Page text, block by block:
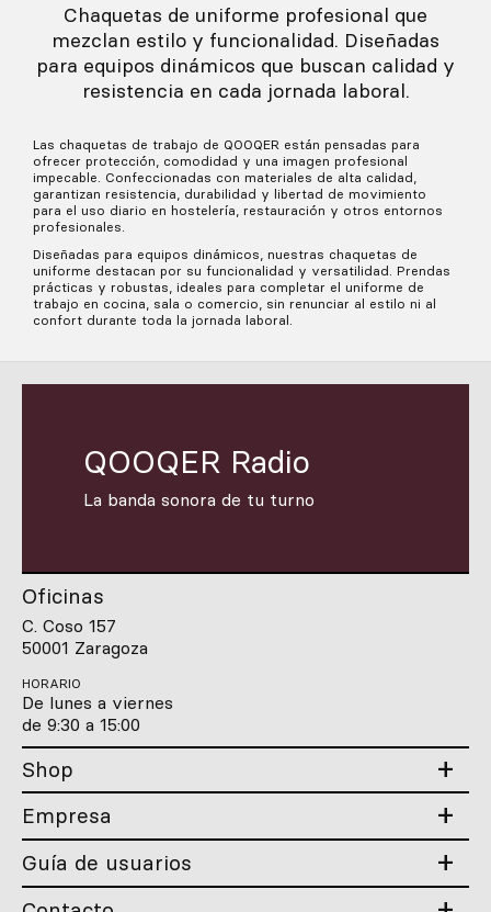
Chaquetas de uniforme profesional que
mezclan estilo y funcionalidad. Diseñadas
para equipos dinámicos que buscan calidad y
resistencia en cada jornada laboral.
Las chaquetas de trabajo de QOOQER están pensadas para
ofrecer protección, comodidad y una imagen profesional
impecable. Confeccionadas con materiales de alta calidad,
garantizan resistencia, durabilidad y libertad de movimiento
para el uso diario en hostelería, restauración y otros entornos
profesionales.
Diseñadas para equipos dinámicos, nuestras chaquetas de
uniforme destacan por su funcionalidad y versatilidad. Prendas
prácticas y robustas, ideales para completar el uniforme de
trabajo en cocina, sala o comercio, sin renunciar al estilo ni al
confort durante toda la jornada laboral.
QOOQER Radio
La banda sonora de tu turno
Oficinas
C. Coso 157
50001 Zaragoza
HORARIO
De lunes a viernes
de 9:30 a 15:00
Shop
Empresa
Guía de usuarios